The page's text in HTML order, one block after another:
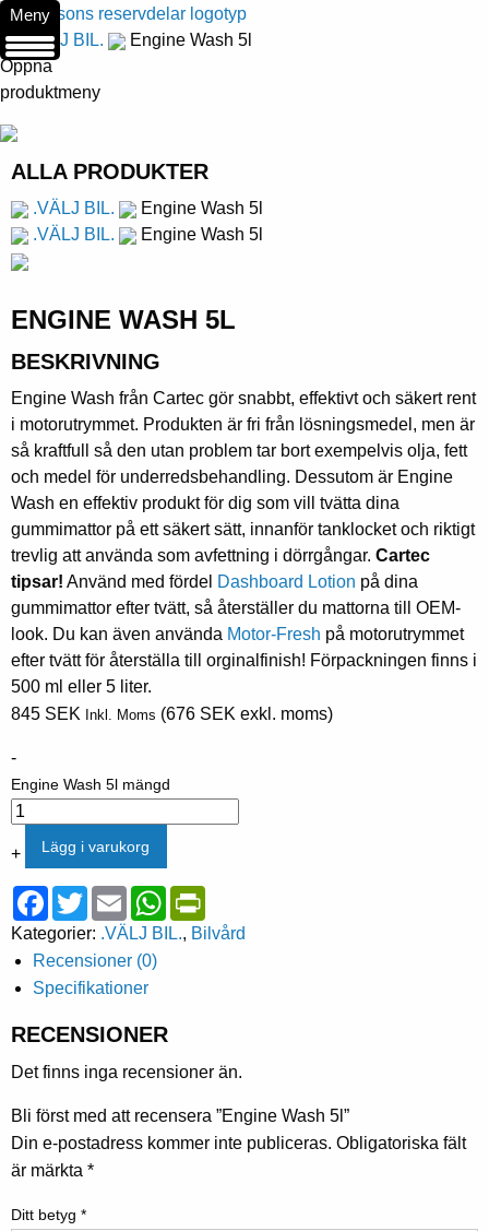
.VÄLJ BIL.
Engine Wash 5l
Öppna
produktmeny
ALLA PRODUKTER
.VÄLJ BIL.
Engine Wash 5l
.VÄLJ BIL.
Engine Wash 5l
ENGINE WASH 5L
BESKRIVNING
Engine Wash från Cartec gör snabbt, effektivt och säkert rent
i motorutrymmet. Produkten är fri från lösningsmedel, men är
så kraftfull så den utan problem tar bort exempelvis olja, fett
och medel för underredsbehandling. Dessutom är Engine
Wash en effektiv produkt för dig som vill tvätta dina
gummimattor på ett säkert sätt, innanför tanklocket och riktigt
trevlig att använda som avfettning i dörrgångar. Cartec
tipsar! Använd med fördel Dashboard Lotion på dina
gummimattor efter tvätt, så återställer du mattorna till OEM-
look. Du kan även använda Motor-Fresh på motorutrymmet
efter tvätt för återställa till orginalfinish! Förpackningen finns i
500 ml eller 5 liter.
845 SEK Inkl. Moms (676 SEK exkl. moms)
-
Engine Wash 5l mängd
+ Lägg i varukorg
Facebook
TwitterEmailWhatsApp
Kategorier: .VÄLJ BIL., Bilvård
Recensioner (0)
Specifikationer
RECENSIONER
Det finns inga recensioner än.
Bli först med att recensera ”Engine Wash 5l”
Din e-postadress kommer inte publiceras. Obligatoriska fält
är märkta *
Ditt betyg *
Meny